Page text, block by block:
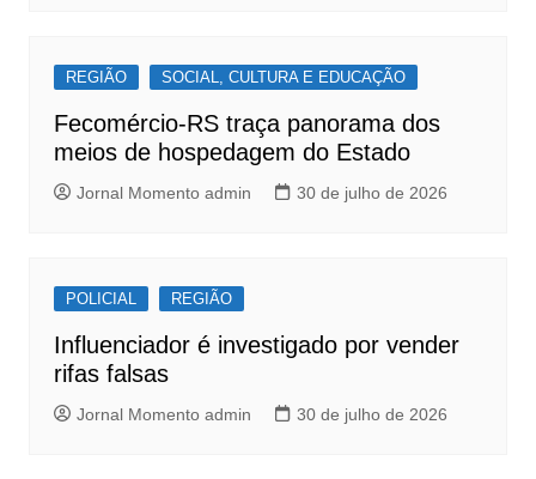
REGIÃO SOCIAL, CULTURA E EDUCAÇÃO
Fecomércio-RS traça panorama dos
meios de hospedagem do Estado
Jornal Momento admin 30 de julho de 2026
POLICIAL REGIÃO
Influenciador é investigado por vender
rifas falsas
Jornal Momento admin 30 de julho de 2026